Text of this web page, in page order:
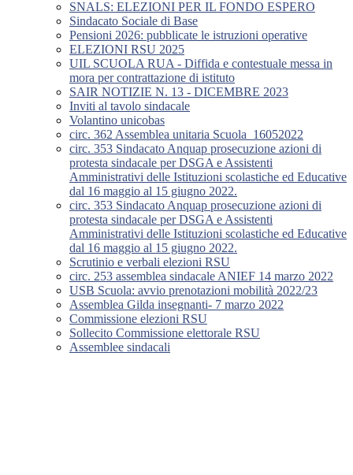
SNALS: ELEZIONI PER IL FONDO ESPERO
Sindacato Sociale di Base
Pensioni 2026: pubblicate le istruzioni operative
ELEZIONI RSU 2025
UIL SCUOLA RUA - Diffida e contestuale messa in
mora per contrattazione di istituto
SAIR NOTIZIE N. 13 - DICEMBRE 2023
Inviti al tavolo sindacale
Volantino unicobas
circ. 362 Assemblea unitaria Scuola_16052022
circ. 353 Sindacato Anquap prosecuzione azioni di
protesta sindacale per DSGA e Assistenti
Amministrativi delle Istituzioni scolastiche ed Educative
dal 16 maggio al 15 giugno 2022.
circ. 353 Sindacato Anquap prosecuzione azioni di
protesta sindacale per DSGA e Assistenti
Amministrativi delle Istituzioni scolastiche ed Educative
dal 16 maggio al 15 giugno 2022.
Scrutinio e verbali elezioni RSU
circ. 253 assemblea sindacale ANIEF 14 marzo 2022
USB Scuola: avvio prenotazioni mobilità 2022/23
Assemblea Gilda insegnanti- 7 marzo 2022
Commissione elezioni RSU
Sollecito Commissione elettorale RSU
Assemblee sindacali